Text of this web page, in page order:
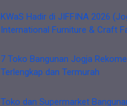
KWaS Hadir di JIFFINA 2026
International Furniture & Craft
7 Toko Bangunan Jogja
Terlengkap dan Termurah
Toko dan Supermarket